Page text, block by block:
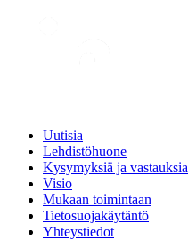
Uutisia
Lehdistöhuone
Kysymyksiä ja vastauksia
Visio
Mukaan toimintaan
Tietosuojakäytäntö
Yhteystiedot